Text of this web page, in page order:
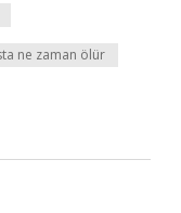
ne zaman ölür